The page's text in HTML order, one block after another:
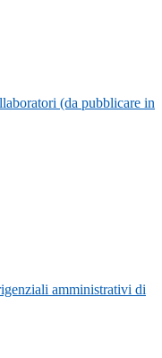
(da pubblicare in
amministrativi di